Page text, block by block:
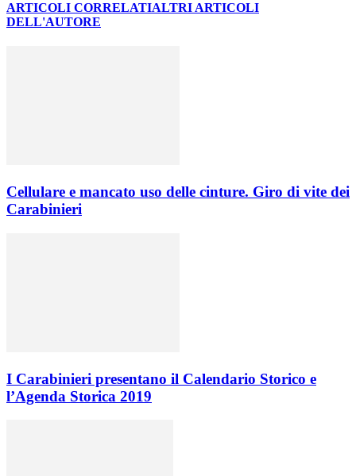
ARTICOLI CORRELATIALTRI ARTICOLI
DELL'AUTORE
Cellulare e mancato uso delle cinture. Giro di vite dei
Carabinieri
I Carabinieri presentano il Calendario Storico e
l’Agenda Storica 2019